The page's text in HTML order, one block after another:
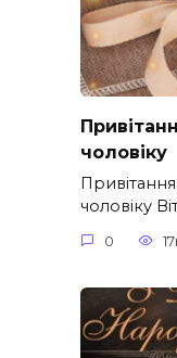
чоловіку
чоловіку
0